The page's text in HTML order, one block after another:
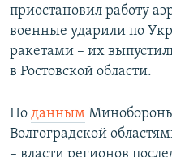
приостановил работу
военные ударили по
ракетами – их
в Ростовской области.
По данным
Волгоградской